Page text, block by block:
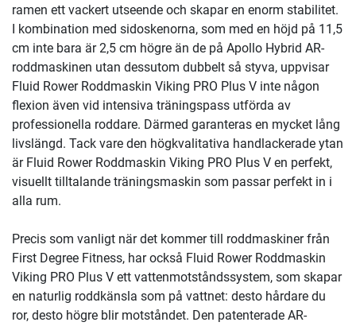
ramen ett vackert utseende och skapar en enorm stabilitet.
I kombination med sidoskenorna, som med en höjd på 11,5
cm inte bara är 2,5 cm högre än de på Apollo Hybrid AR-
roddmaskinen utan dessutom dubbelt så styva, uppvisar
Fluid Rower Roddmaskin Viking PRO Plus V inte någon
flexion även vid intensiva träningspass utförda av
professionella roddare. Därmed garanteras en mycket lång
livslängd. Tack vare den högkvalitativa handlackerade ytan
är Fluid Rower Roddmaskin Viking PRO Plus V en perfekt,
visuellt tilltalande träningsmaskin som passar perfekt in i
alla rum.
Precis som vanligt när det kommer till roddmaskiner från
First Degree Fitness, har också Fluid Rower Roddmaskin
Viking PRO Plus V ett vattenmotståndssystem, som skapar
en naturlig roddkänsla som på vattnet: desto hårdare du
ror, desto högre blir motståndet. Den patenterade AR-